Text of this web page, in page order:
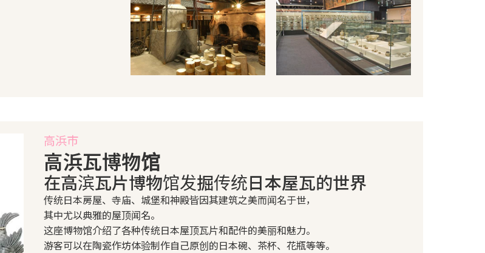
高浜市
高浜瓦博物馆
在高滨瓦片博物馆发掘传统日本屋瓦的世界
传统日本房屋、寺庙、城堡和神殿皆因其建筑之美而闻名于世，
其中尤以典雅的屋顶闻名。
这座博物馆介绍了各种传统日本屋顶瓦片和配件的美丽和魅力。
游客可以在陶瓷作坊体验制作自己原创的日本碗、茶杯、花瓶等等。